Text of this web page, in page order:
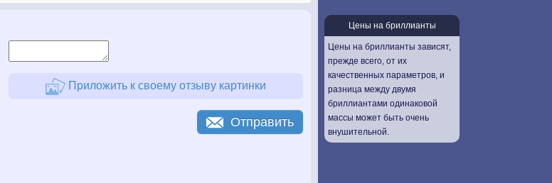
Приложить к своему отзыву картинки
Отправить
Цены на бриллианты
Цены на бриллианты зависят,
прежде всего, от их
качественных параметров, и
разница между двумя
бриллиантами одинаковой
массы может быть очень
внушительной.